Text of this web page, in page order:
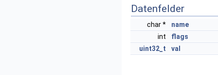
Datenfelder
char *
name
int
flags
uint32_t
val